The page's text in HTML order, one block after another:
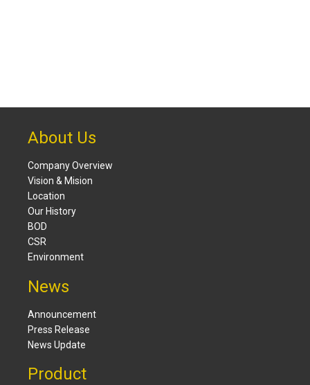
About Us
Company Overview
Vision & Mision
Location
Our History
BOD
CSR
Environment
News
Announcement
Press Release
News Update
Product